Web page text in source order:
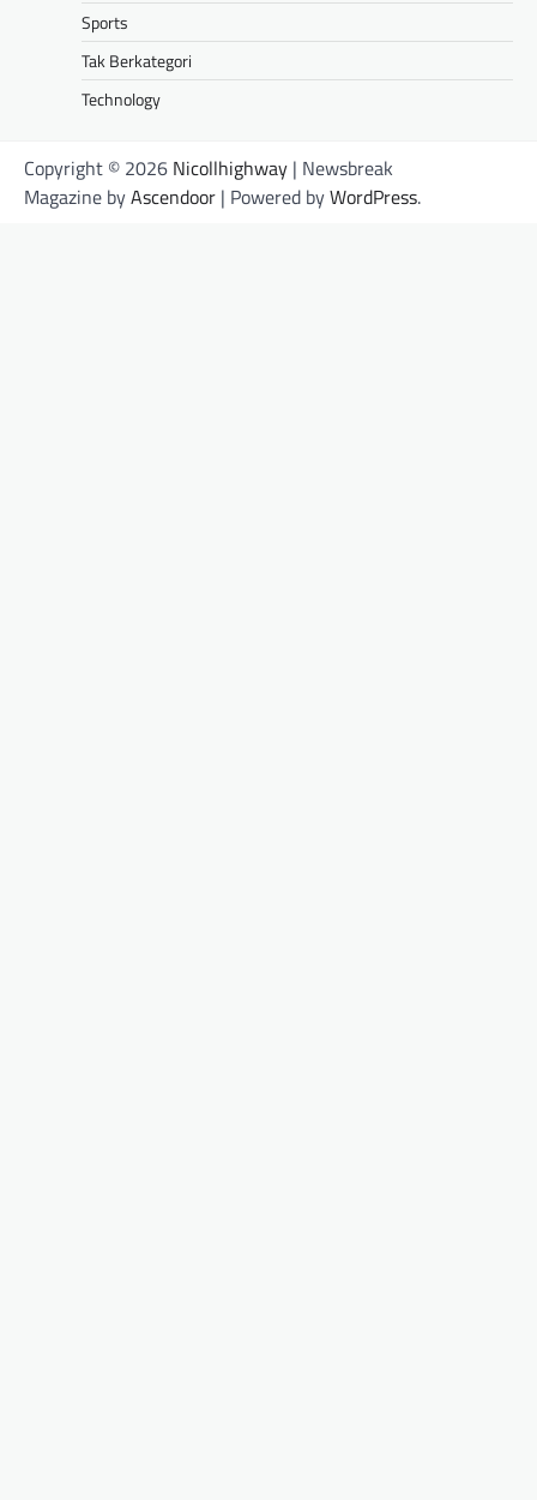
Sports
Tak Berkategori
Technology
Copyright © 2026 Nicollhighway | Newsbreak
Magazine byAscendoor | Powered byWordPress.